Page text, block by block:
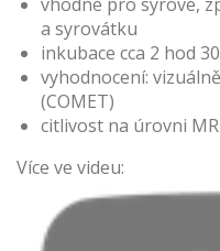
a syrovátku
inkubace cca 2 hod
vyhodnocení:
(COMET)
citlivost na úrovni
Více ve videu: